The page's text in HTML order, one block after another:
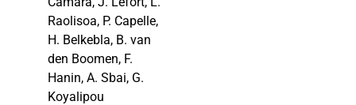
Raolisoa, P. Capelle,
H. Belkebla, B. van
den Boomen, F.
Hanin, A. Sbai, G.
Koyalipou